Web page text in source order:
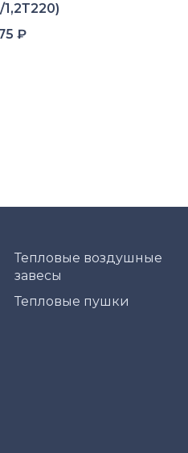
1,2Т220)
₽
Тепловые воздушные
завесы
Тепловые пушки